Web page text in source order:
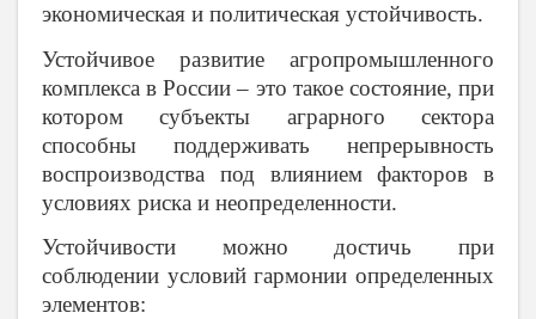
экономическая и политическая устойчивость.
Устойчивое развитие агропромышленного
комплекса в России – это такое состояние, при
котором субъекты аграрного сектора
способны поддерживать непрерывность
воспроизводства под влиянием факторов в
условиях риска и неопределенности.
Устойчивости можно достичь при
соблюдении условий гармонии определенных
элементов: